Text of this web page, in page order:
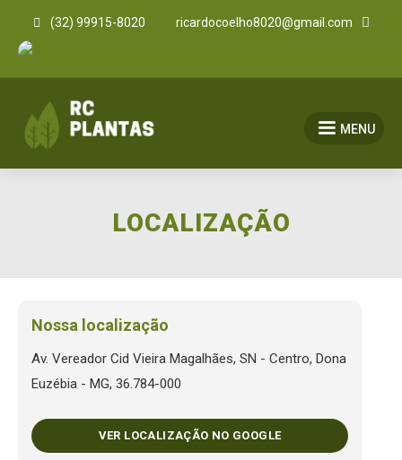
 (32) 99915-8020 ricardocoelho8020@gmail.com 
MENU
LOCALIZAÇÃO
Nossa localização
Av. Vereador Cid Vieira Magalhães, SN - Centro, Dona
Euzébia - MG, 36.784-000
VER LOCALIZAÇÃO NO GOOGLE